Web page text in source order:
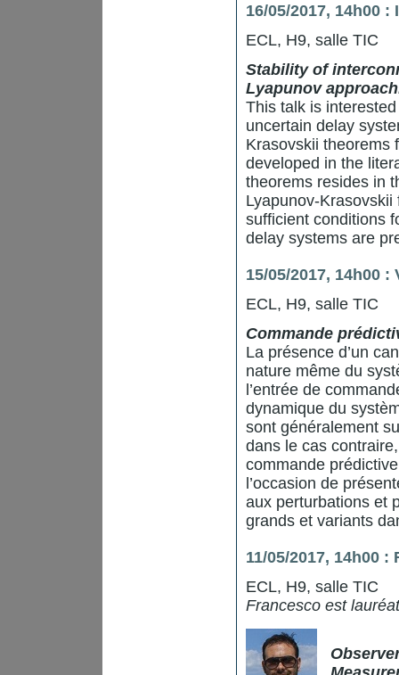
16/05/2017, 14h00
ECL, H9, salle TIC
Stability of
Lyapunov
This talk is
uncertain delay
Krasovskii theorems
developed in the
theorems resides in
Lyapunov-
sufficient conditions
delay systems are
15/05/2017, 14h00 :
ECL, H9, salle TIC
Commande
La présence d’un
nature même du
l’entrée de
dynamique du
sont généralement
dans le cas
commande
l’occasion de
aux perturbations et
grands et variants
11/05/2017, 14h00
ECL, H9, salle TIC
Francesco est